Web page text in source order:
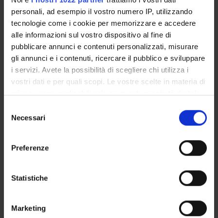
personali, ad esempio il vostro numero IP, utilizzando
tecnologie come i cookie per memorizzare e accedere
alle informazioni sul vostro dispositivo al fine di
pubblicare annunci e contenuti personalizzati, misurare
gli annunci e i contenuti, ricercare il pubblico e sviluppare
i servizi. Avete la possibilità di scegliere chi utilizza i
vostri dati e per quali scopi. Le vostre scelte in materia di
privacy sono applicabili solo su questa proprietà digitale
modificare o revocare il proprio consenso in qualsiasi
momento dalla Dichiarazione sui cookie o facendo clic
raccogliere informazioni sulla tua posizione
geografica, con un'approssimazione di qualche
Identificare il tuo dispositivo, scansionandolo
delNecessari
Preferenze
Statistiche
Marketing
COMPONENTI
Anna Cappellotto
Professore associato
Maria Adele Cipolla
Professore ordinario
ATTIVITÀ